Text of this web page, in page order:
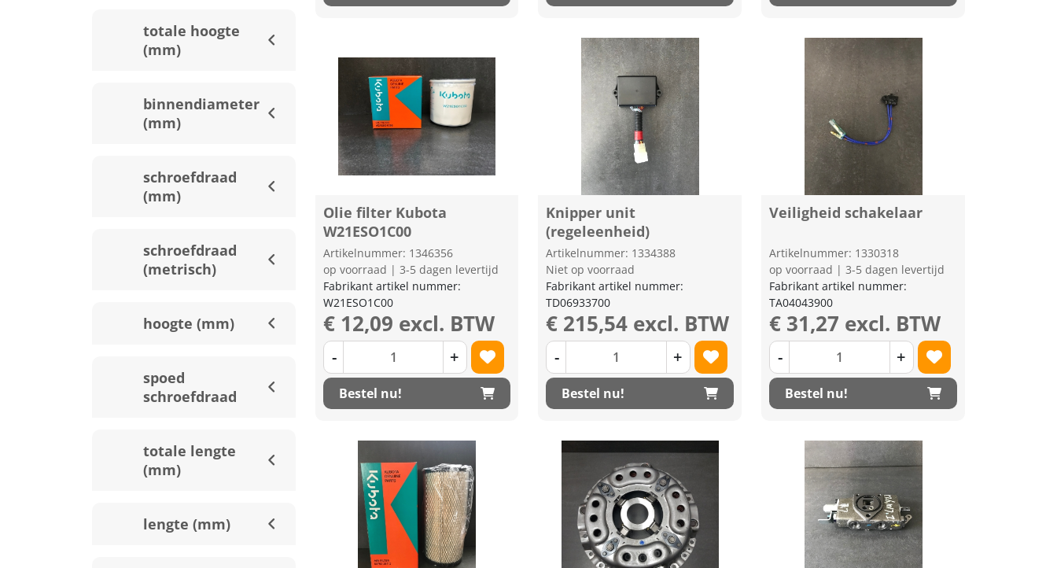
totale hoogte
(mm)
binnendiameter
(mm)
schroefdraad
(mm)
schroefdraad
(metrisch)
hoogte (mm)
spoed
schroefdraad
totale lengte
(mm)
lengte (mm)
Olie filter Kubota
W21ESO1C00
Artikelnummer: 1346356
op voorraad | 3-5 dagen levertijd
Fabrikant artikel nummer:
W21ESO1C00
€ 12,09 excl. BTW
- +
Bestel nu!
Knipper unit
(regeleenheid)
Artikelnummer: 1334388
Niet op voorraad
Fabrikant artikel nummer:
TD06933700
€ 215,54 excl. BTW
- +
Bestel nu!
Veiligheid schakelaar
Artikelnummer: 1330318
op voorraad | 3-5 dagen levertijd
Fabrikant artikel nummer:
TA04043900
€ 31,27 excl. BTW
- +
Bestel nu!